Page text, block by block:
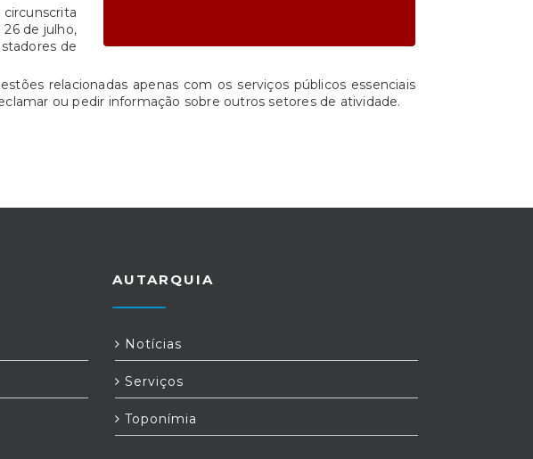
26 de julho,
de
relacionadas apenas com os serviços públicos essenciais
ou pedir informação sobre outros setores de atividade.
AUTARQUIA
Notícias
Serviços
Toponímia